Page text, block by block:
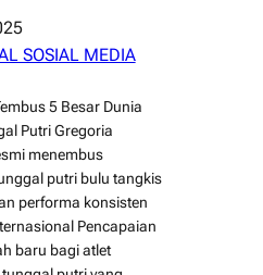
SOSIAL MEDIA
5 Besar Dunia
Putri Gregoria
menembus
putri bulu tangkis
performa konsisten
Pencapaian
baru bagi atlet